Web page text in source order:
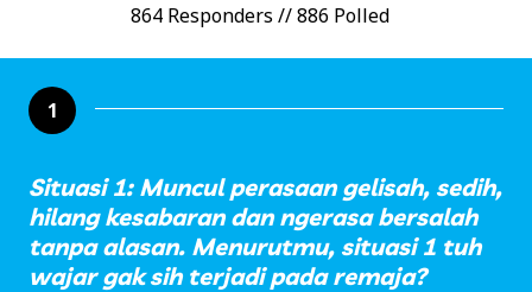
864 Responders // 886 Polled
1
Situasi 1: Muncul perasaan gelisah, sedih,
hilang kesabaran dan ngerasa bersalah
tanpa alasan. Menurutmu, situasi 1 tuh
wajar gak sih terjadi pada remaja?